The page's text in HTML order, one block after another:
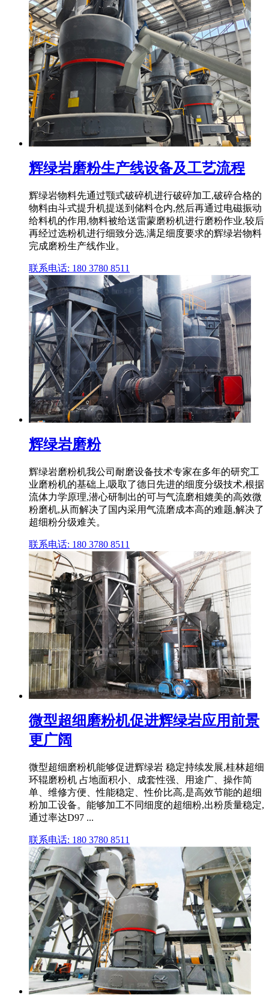
辉绿岩磨粉生产线设备及工艺流程
辉绿岩物料先通过颚式破碎机进行破碎加工,破碎合格的
物料由斗式提升机提送到储料仓内,然后再通过电磁振动
给料机的作用,物料被给送雷蒙磨粉机进行磨粉作业,较后
再经过选粉机进行细致分选,满足细度要求的辉绿岩物料
完成磨粉生产线作业。
联系电话: 180 3780 8511
辉绿岩磨粉
辉绿岩磨粉机我公司耐磨设备技术专家在多年的研究工
业磨粉机的基础上,吸取了德日先进的细度分级技术,根据
流体力学原理,潜心研制出的可与气流磨相媲美的高效微
粉磨机,从而解决了国内采用气流磨成本高的难题,解决了
超细粉分级难关。
联系电话: 180 3780 8511
微型超细磨粉机促进辉绿岩应用前景
更广阔
微型超细磨粉机能够促进辉绿岩 稳定持续发展,桂林超细
环辊磨粉机 占地面积小、成套性强、用途广、操作简
单、维修方便、性能稳定、性价比高,是高效节能的超细
粉加工设备。能够加工不同细度的超细粉,出粉质量稳定,
通过率达D97 ...
联系电话: 180 3780 8511